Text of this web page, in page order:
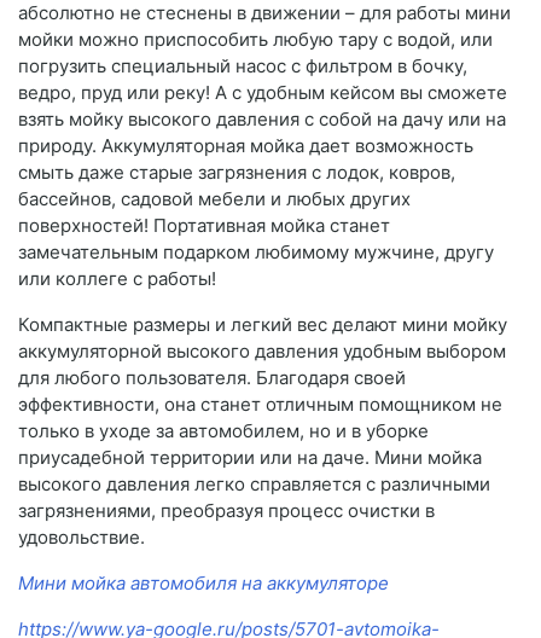
абсолютно не стеснены в движении – для работы мини
мойки можно приспособить любую тару с водой, или
погрузить специальный насос с фильтром в бочку,
ведро, пруд или реку! А с удобным кейсом вы сможете
взять мойку высокого давления с собой на дачу или на
природу. Аккумуляторная мойка дает возможность
смыть даже старые загрязнения с лодок, ковров,
бассейнов, садовой мебели и любых других
поверхностей! Портативная мойка станет
замечательным подарком любимому мужчине, другу
или коллеге с работы!
Компактные размеры и легкий вес делают мини мойку
аккумуляторной высокого давления удобным выбором
для любого пользователя. Благодаря своей
эффективности, она станет отличным помощником не
только в уходе за автомобилем, но и в уборке
приусадебной территории или на даче. Мини мойка
высокого давления легко справляется с различными
загрязнениями, преобразуя процесс очистки в
удовольствие.
Мини мойка автомобиля на аккумуляторе
https://www.ya-google.ru/posts/5701-avtomoika-